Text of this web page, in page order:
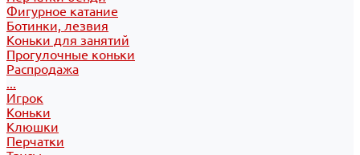
Фигурное катание
Ботинки, лезвия
Коньки для занятий
Прогулочные коньки
Распродажа
...
Игрок
Коньки
Клюшки
Перчатки